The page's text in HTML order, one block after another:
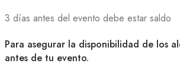
3 días antes del evento debe estar saldo
Para asegurar la disponibilidad de los
antes de tu evento.